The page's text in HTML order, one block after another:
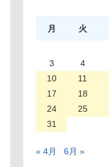
月 火
3
4
10
11
17
18
24
25
31
« 4月 6月 »